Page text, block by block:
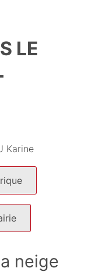
LE
Karine
neige